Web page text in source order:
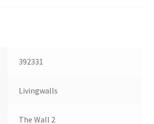
392331
Livingwalls
The Wall 2